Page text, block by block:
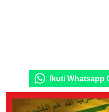
Ikuti Whatsapp